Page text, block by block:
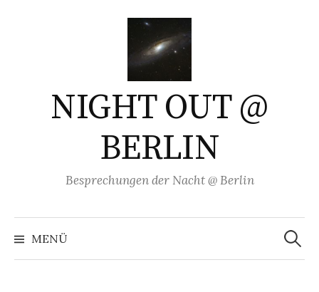
NIGHT OUT @
BERLIN
Besprechungen der Nacht @ Berlin
MENÜ
Suchen
nach: